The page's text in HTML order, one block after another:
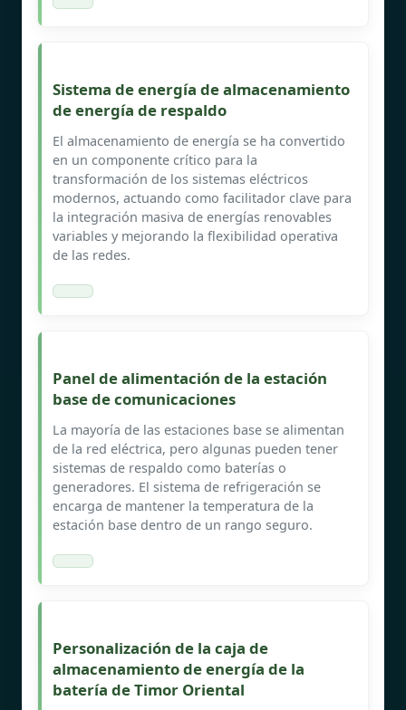
Sistema de energía de almacenamiento
de energía de respaldo
El almacenamiento de energía se ha convertido
en un componente crítico para la
transformación de los sistemas eléctricos
modernos, actuando como facilitador clave para
la integración masiva de energías renovables
variables y mejorando la flexibilidad operativa
de las redes.
Panel de alimentación de la estación
base de comunicaciones
La mayoría de las estaciones base se alimentan
de la red eléctrica, pero algunas pueden tener
sistemas de respaldo como baterías o
generadores. El sistema de refrigeración se
encarga de mantener la temperatura de la
estación base dentro de un rango seguro.
Personalización de la caja de
almacenamiento de energía de la
batería de Timor Oriental